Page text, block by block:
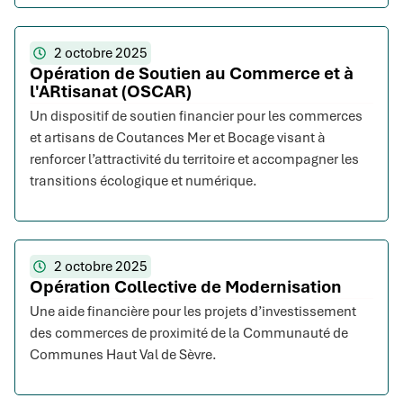
2 octobre 2025
Opération de Soutien au Commerce et à
l'ARtisanat (OSCAR)
Un dispositif de soutien financier pour les commerces
et artisans de Coutances Mer et Bocage visant à
renforcer l’attractivité du territoire et accompagner les
transitions écologique et numérique.
2 octobre 2025
Opération Collective de Modernisation
Une aide financière pour les projets d’investissement
des commerces de proximité de la Communauté de
Communes Haut Val de Sèvre.